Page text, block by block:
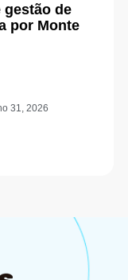
gestão de
por Monte
31, 2026